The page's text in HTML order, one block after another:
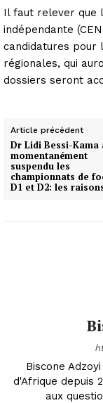
Il faut relever que
indépendante
candidatures pour
régionales, qui
dossiers seront
Article précédent
Dr Lidi Bessi-Kama
momentanément
suspendu les
championnats de
D1 et D2: les
Biscone
d'Afrique depuis
aux